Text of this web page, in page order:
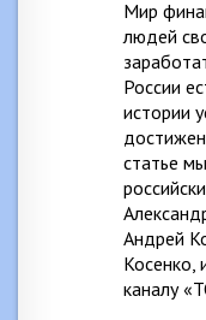
Мир
людей
России
истории
статье
Андрей
Косенко,
каналу